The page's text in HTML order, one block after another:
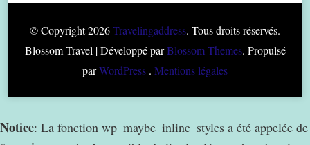
© Copyright 2026Travelingaddress. Tous droits réservés.
Blossom Travel | Développé parBlossom Themes. Propulsé
parWordPress . Mentions légales
Notice: La fonction wp_maybe_inline_styles a été appelée de